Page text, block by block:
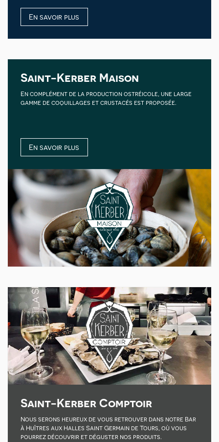
En savoir plus
Saint-Kerber Maison
En complément de la production ostréicole, une large
gamme de coquillages et crustacés est proposée.
En savoir plus
Saint-Kerber Comptoir
Nous serons heureux de vous retrouver dans notre Bar
à Huîtres aux Halles Saint Germain de Tours, où vous
pourrez découvrir et déguster nos produits.